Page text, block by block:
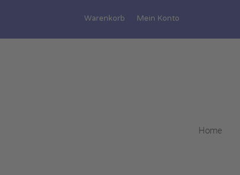
Warenkorb Mein Konto
Home